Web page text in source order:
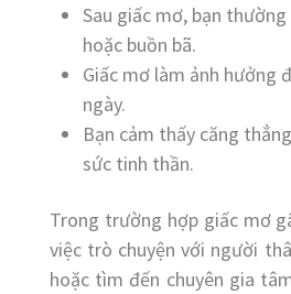
Sau giấc mơ, bạn
hoặc buồn bã.
Giấc mơ làm ảnh hưởng
ngày.
Bạn cảm thấy căng
sức tinh thần.
Trong trường hợp giấc mơ
việc trò chuyện với người
hoặc tìm đến chuyên gia